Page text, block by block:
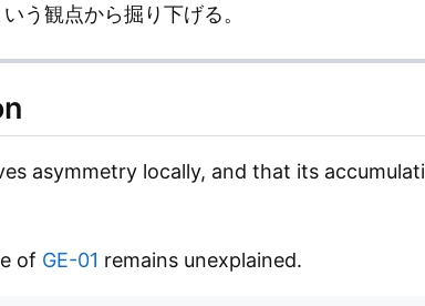
う観点から掘り下げる。
asymmetry locally, and that its
of GE-01 remains unexplained.